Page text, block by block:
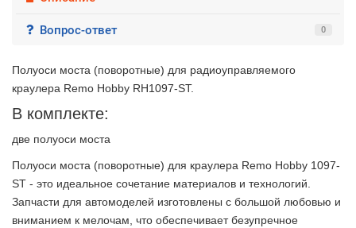
Вопрос-ответ 0
Полуоси моста (поворотные) для радиоуправляемого
краулера Remo Hobby RH1097-ST.
В комплекте:
две полуоси моста
Полуоси моста (поворотные) для краулера Remo Hobby 1097-
ST - это идеальное сочетание материалов и технологий.
Запчасти для автомоделей изготовлены с большой любовью и
вниманием к мелочам, что обеспечивает безупречное
об оплате Частями
25 каждые 2 недели
chasti.ru